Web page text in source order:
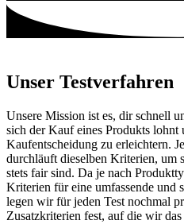
Unser Testverfahren
Unsere Mission ist es, dir schnell
sich der Kauf eines Produkts lohnt
Kaufentscheidung zu erleichtern.
durchläuft dieselben Kriterien, um
stets fair sind. Da je nach
Kriterien für eine umfassende und
legen wir für jeden Test nochmal
Zusatzkriterien fest, auf die wir